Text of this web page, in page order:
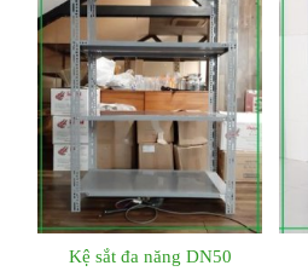
Kệ sắt đa năng DN50